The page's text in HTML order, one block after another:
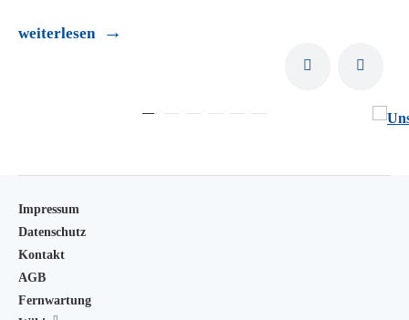
weiterlesen
Impressum
Datenschutz
Kontakt
AGB
Fernwartung